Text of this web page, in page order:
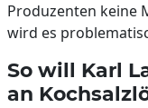
Produzenten keine
wird es
So will Karl
an